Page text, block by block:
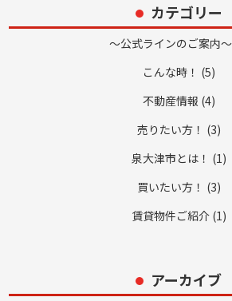
カテゴリー
～公式ラインのご案内
こんな時！ (5)
不動産情報 (4)
売りたい方！ (3)
泉大津市とは！ (1)
買いたい方！ (3)
賃貸物件ご紹介 (1)
アーカイブ